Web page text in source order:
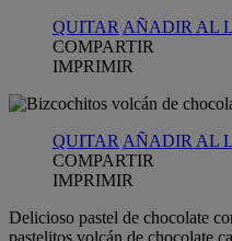
QUITAR AÑADIR AL
COMPARTIR
IMPRIMIR
QUITAR AÑADIR AL
COMPARTIR
IMPRIMIR
Delicioso pastel de chocolate
pastelitos volcán de chocolate